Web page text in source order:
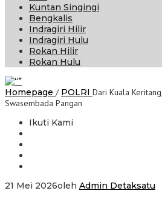
Kuntan Singingi
Bengkalis
Indragiri Hilir
Indragiri Hulu
Rokan Hilir
Rokan Hulu
Homepage / POLRI Dari Kuala
Swasembada Pangan
Ikuti Kami
21 Mei 2026oleh Admin Detaksatu